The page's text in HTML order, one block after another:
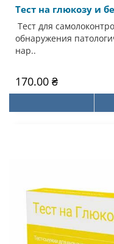
Тест на глюкозу и
Тест для
обнаружения
нар..
170.00 ₴